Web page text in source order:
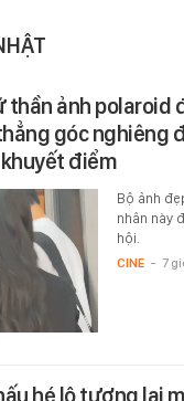
thần ảnh polaroid
góc nghiêng
điểm
Bộ ảnh
nhân này
hội.
CINE - 7
hé lộ tương lai